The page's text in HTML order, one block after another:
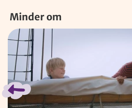
Minder om
Spring bånd over